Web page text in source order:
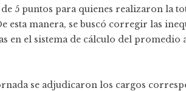
5 puntos para quienes realizaron la
esta manera, se buscó corregir las
en el sistema de cálculo del
se adjudicaron los cargos